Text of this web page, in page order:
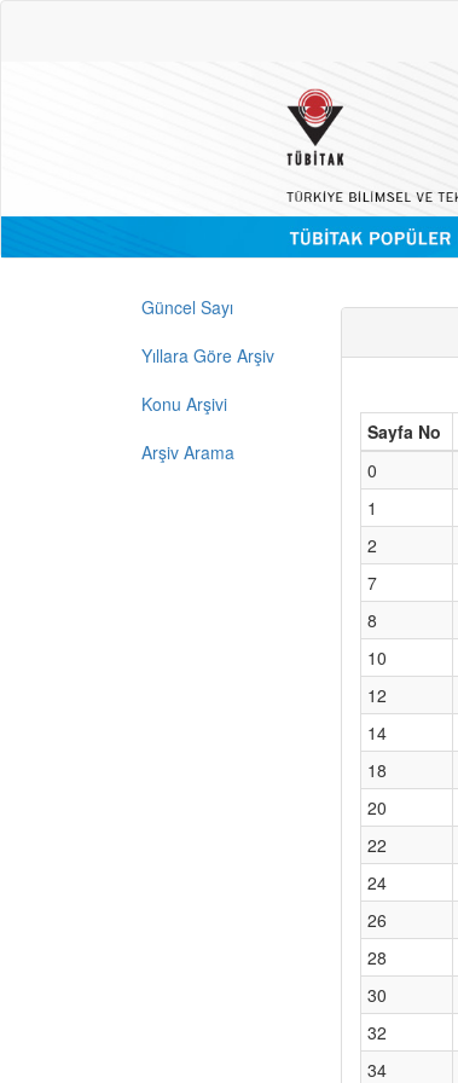
Güncel Sayı
Yıllara Göre Arşiv
Konu Arşivi
Arşiv Arama
Sayfa No
0
1
2
7
8
10
12
14
18
20
22
24
26
28
30
32
34